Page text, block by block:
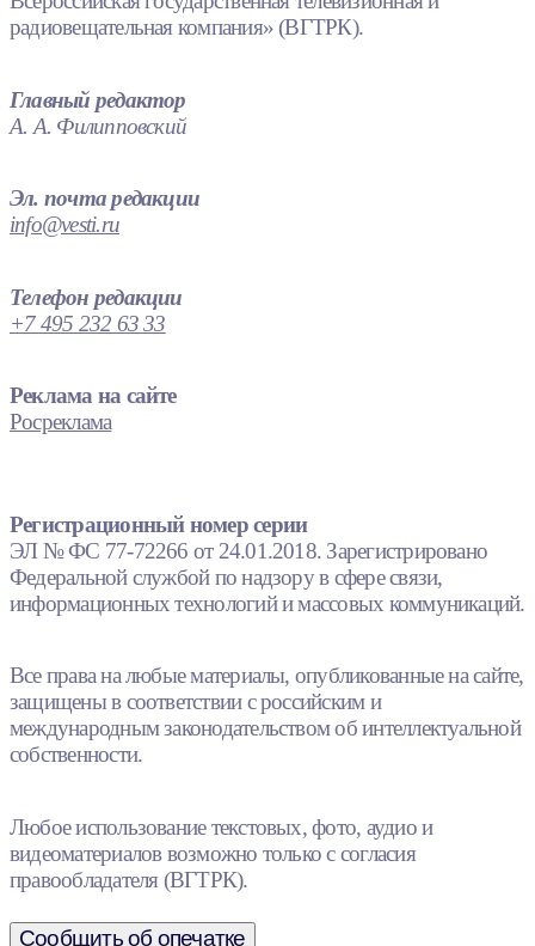
радиовещательная компания» (ВГТРК).
Главный редактор
А. А. Филипповский
Эл. почта редакции
info@vesti.ru
Телефон редакции
+7 495 232 63 33
Реклама на сайте
Росреклама
Регистрационный номер серии
ЭЛ № ФС 77-72266 от 24.01.2018. Зарегистрировано
Федеральной службой по надзору в сфере связи,
информационных технологий и массовых коммуникаций.
Все права на любые материалы, опубликованные на сайте,
защищены в соответствии с российским и
международным законодательством об интеллектуальной
собственности.
Любое использование текстовых, фото, аудио и
видеоматериалов возможно только с согласия
правообладателя (ВГТРК).
Сообщить об опечатке